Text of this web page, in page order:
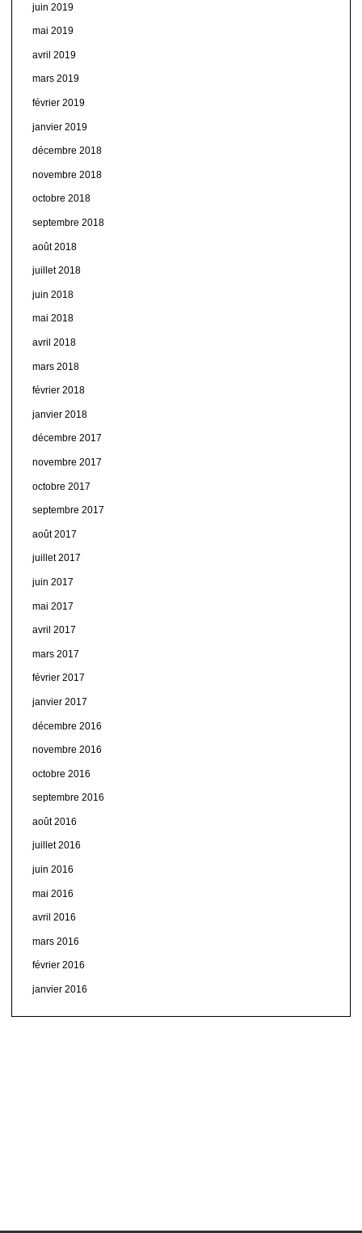
juin 2019
mai 2019
avril 2019
mars 2019
février 2019
janvier 2019
décembre 2018
novembre 2018
octobre 2018
septembre 2018
août 2018
juillet 2018
juin 2018
mai 2018
avril 2018
mars 2018
février 2018
janvier 2018
décembre 2017
novembre 2017
octobre 2017
septembre 2017
août 2017
juillet 2017
juin 2017
mai 2017
avril 2017
mars 2017
février 2017
janvier 2017
décembre 2016
novembre 2016
octobre 2016
septembre 2016
août 2016
juillet 2016
juin 2016
mai 2016
avril 2016
mars 2016
février 2016
janvier 2016